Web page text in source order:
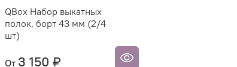
QBox Набор выкатных
полок, борт 43 мм (2/4
шт)
От 3 150 ₽